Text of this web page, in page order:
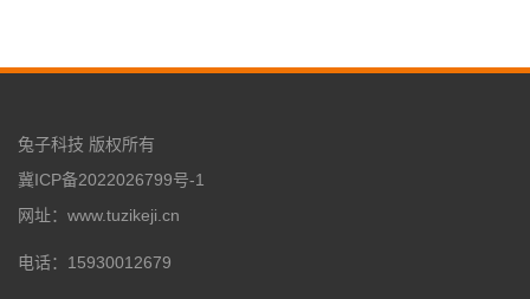
兔子科技 版权所有
冀ICP备2022026799号-1
网址：www.tuzikeji.cn
电话：15930012679